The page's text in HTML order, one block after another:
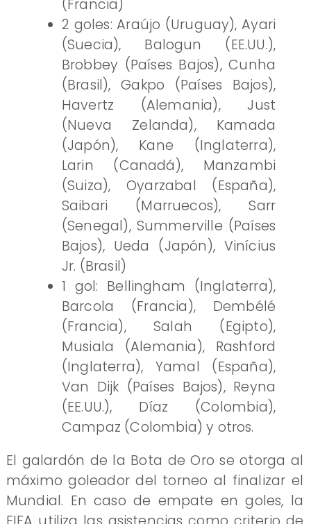
(Francia)
2 goles: Araújo (Uruguay), Ayari
(Suecia), Balogun (EE.UU.),
Brobbey (Países Bajos), Cunha
(Brasil), Gakpo (Países Bajos),
Havertz (Alemania), Just
(Nueva Zelanda), Kamada
(Japón), Kane (Inglaterra),
Larin (Canadá), Manzambi
(Suiza), Oyarzabal (España),
Saibari (Marruecos), Sarr
(Senegal), Summerville (Países
Bajos), Ueda (Japón), Vinícius
Jr. (Brasil)
1 gol: Bellingham (Inglaterra),
Barcola (Francia), Dembélé
(Francia), Salah (Egipto),
Musiala (Alemania), Rashford
(Inglaterra), Yamal (España),
Van Dijk (Países Bajos), Reyna
(EE.UU.), Díaz (Colombia),
Campaz (Colombia) y otros.
El galardón de la Bota de Oro se otorga al
máximo goleador del torneo al finalizar el
Mundial. En caso de empate en goles, la